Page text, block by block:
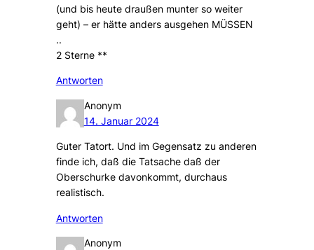
(und bis heute draußen munter so weiter
geht) – er hätte anders ausgehen MÜSSEN
..
2 Sterne **
Antworten
Anonym
14. Januar 2024
Guter Tatort. Und im Gegensatz zu anderen
finde ich, daß die Tatsache daß der
Oberschurke davonkommt, durchaus
realistisch.
Antworten
Anonym